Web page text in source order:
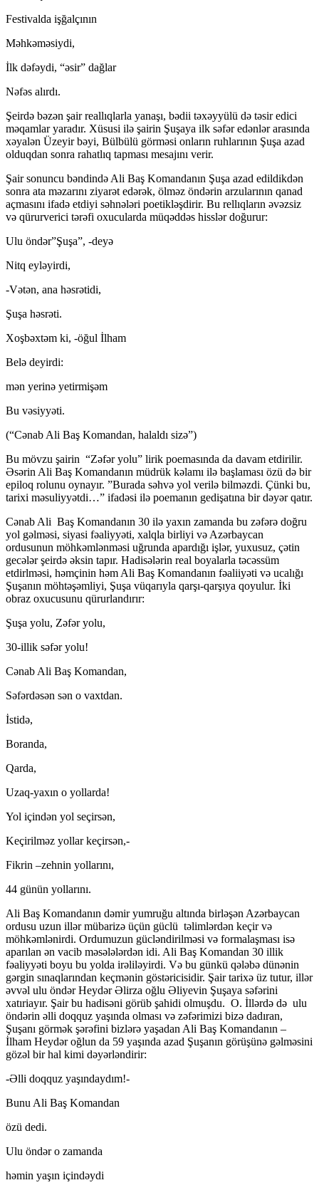
Festivalda işğalçının
Məhkəməsiydi,
İlk dəfəydi, “əsir” dağlar
Nəfəs alırdı.
Şeirdə bəzən şair reallıqlarla yanaşı, bədii təxəyyülü də təsir edici
məqamlar yaradır. Xüsusi ilə şairin Şuşaya ilk səfər edənlər arasında
xəyalən Üzeyir bəyi, Bülbülü görməsi onların ruhlarının Şuşa azad
olduqdan sonra rahatlıq tapması mesajını verir.
Şair sonuncu bəndində Ali Baş Komandanın Şuşa azad edildikdən
sonra ata məzarını ziyarət edərək, ölməz öndərin arzularının qanad
açmasını ifadə etdiyi səhnələri poetikləşdirir. Bu rellıqların əvəzsiz
və qürurverici tərəfi oxucularda müqəddəs hisslər doğurur:
Ulu öndər”Şuşa”, -deyə
Nitq eyləyirdi,
-Vətən, ana həsrətidi,
Şuşa həsrəti.
Xoşbəxtəm ki, -öğul İlham
Belə deyirdi:
mən yerinə yetirmişəm
Bu vəsiyyəti.
(“Cənab Ali Baş Komandan, halaldı sizə”)
Bu mövzu şairin “Zəfər yolu” lirik poemasında da davam etdirilir.
Əsərin Ali Baş Komandanın müdrük kəlamı ilə başlaması özü də bir
epiloq rolunu oynayır. ”Burada səhvə yol verilə bilməzdi. Çünki bu,
tarixi məsuliyyətdi…” ifadəsi ilə poemanın gedişatına bir dəyər qatır.
Cənab Ali Baş Komandanın 30 ilə yaxın zamanda bu zəfərə doğru
yol gəlməsi, siyasi fəaliyyəti, xalqla birliyi və Azərbaycan
ordusunun möhkəmlənməsi uğrunda apardığı işlər, yuxusuz, çətin
gecələr şeirdə əksin tapır. Hadisələrin real boyalarla təcəssüm
etdirlməsi, həmçinin həm Ali Baş Komandanın fəaliiyəti və ucalığı
Şuşanın möhtəşəmliyi, Şuşa vüqarıyla qarşı-qarşıya qoyulur. İki
obraz oxucusunu qürurlandırır:
Şuşa yolu, Zəfər yolu,
30-illik səfər yolu!
Cənab Ali Baş Komandan,
Səfərdəsən sən o vaxtdan.
İstidə,
Boranda,
Qarda,
Uzaq-yaxın o yollarda!
Yol içindən yol seçirsən,
Keçirilməz yollar keçirsən,-
Fikrin –zehnin yollarını,
44 günün yollarını.
Ali Baş Komandanın dəmir yumruğu altında birləşən Azərbaycan
ordusu uzun illər mübarizə üçün güclü təlimlərdən keçir və
möhkəmlənirdi. Ordumuzun gücləndirilməsi və formalaşması isə
aparılan ən vacib məsələlərdən idi. Ali Baş Komandan 30 illik
fəaliyyəti boyu bu yolda irəliləyirdi. Və bu günkü qələbə dünənin
gərgin sınaqlarından keçmənin göstəricisidir. Şair tarixə üz tutur, illər
əvvəl ulu öndər Heydər Əlirza oğlu Əliyevin Şuşaya səfərini
xatıriayır. Şair bu hadisəni görüb şahidi olmuşdu. O. İllərdə də ulu
öndərin əlli doqquz yaşında olması və zəfərimizi bizə dadıran,
Şuşanı görmək şərəfini bizlərə yaşadan Ali Baş Komandanın –
İlham Heydər oğlun da 59 yaşında azad Şuşanın görüşünə gəlməsini
gözəl bir hal kimi dəyərləndirir:
-Əlli doqquz yaşındaydım!-
Bunu Ali Baş Komandan
özü dedi.
Ulu öndər o zamanda
həmin yaşın içindəydi